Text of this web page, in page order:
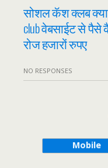
सोशल कॅश क्लब क्या
club वेबसाईट से
रोज हजारों रुपए
NO RESPONSES
Mobile